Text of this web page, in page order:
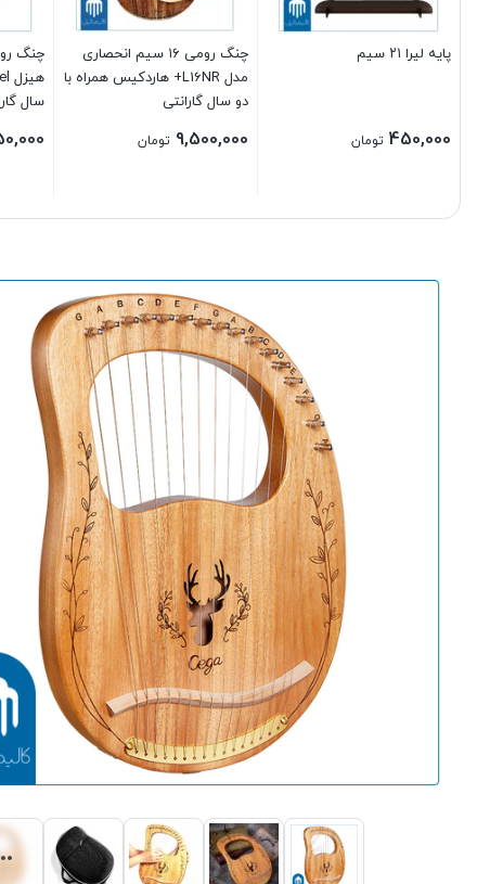
پایه لیرا ۲۱ سیم
450,000 تومان
چنگ رومی ۱۶ سیم انحصاری
مدل L16NR+ هاردکیس همراه با
دو سال گارانتی
9,500,000 تومان
سال